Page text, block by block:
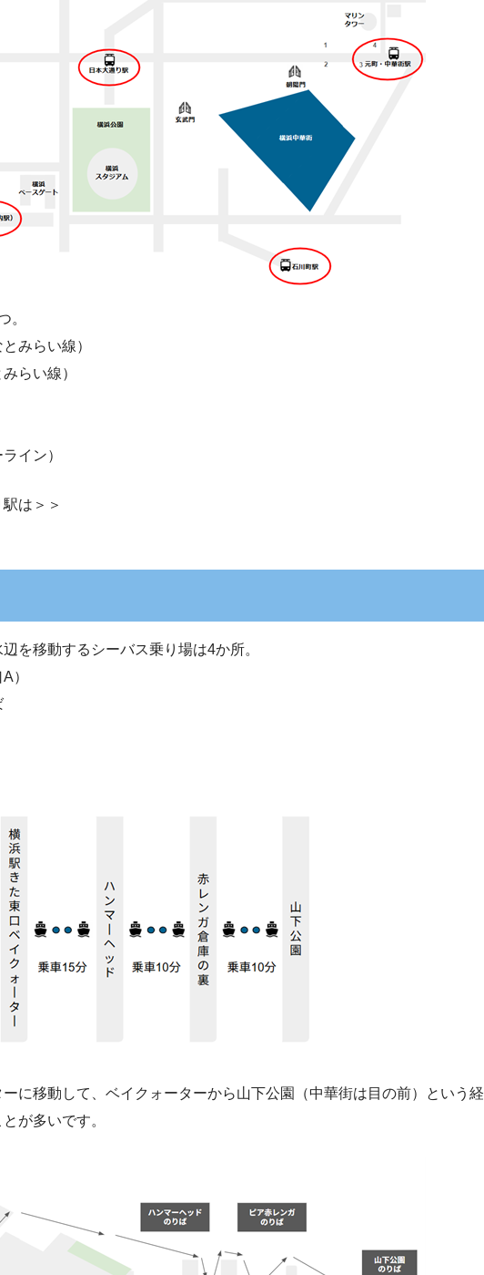
。
みらい線）
らい線）
イン）
は＞＞
を移動するシーバス乗り場は4か所。
）
に移動して、ベイクォーターから山下公園（中華街は目の前）という経
が多いです。